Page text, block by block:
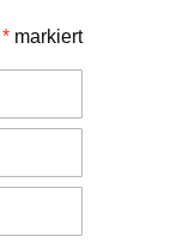
* markiert